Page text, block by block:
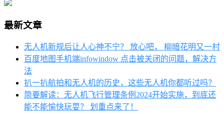
最新文章
无人机新规后让人心神不宁？ 放心吧， 柳暗花明又一村
百度地图手机端infowindow 点击被关闭的问题，解决方
法
扒一扒航拍和无人机的历史，这些无人机你都听过吗？
简要解读：无人机飞行管理条例2024开始实施，到底还
能不能愉快玩耍？ 划重点来了！